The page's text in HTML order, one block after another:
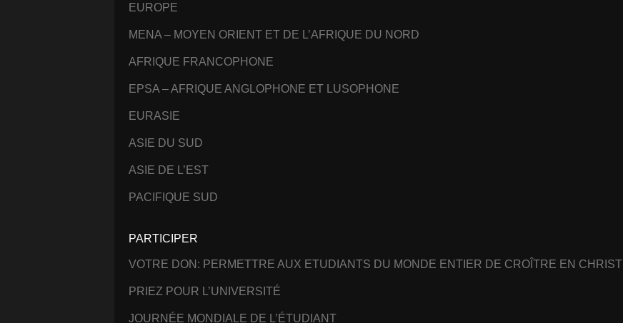
EUROPE
MENA – MOYEN ORIENT ET DE L’AFRIQUE DU NORD
AFRIQUE FRANCOPHONE
EPSA – AFRIQUE ANGLOPHONE ET LUSOPHONE
EURASIE
ASIE DU SUD
ASIE DE L’EST
PACIFIQUE SUD
PARTICIPER
VOTRE DON: PERMETTRE AUX ETUDIANTS DU MONDE ENTIER DE CROÎTRE EN CHRIST
PRIEZ POUR L’UNIVERSITÉ
JOURNÉE MONDIALE DE L’ÉTUDIANT